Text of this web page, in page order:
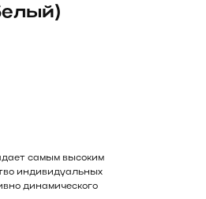
самым высоким
индивидуальных
динамического